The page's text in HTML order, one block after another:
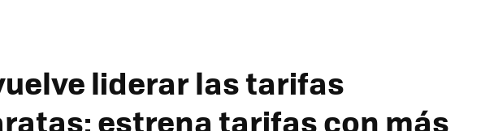
liderar las tarifas
estrena tarifas con más